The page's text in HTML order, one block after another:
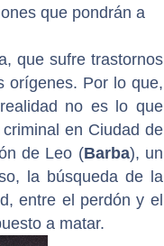
que pondrán a
que sufre trastornos
orígenes. Por lo que,
no es lo que
en Ciudad de
de Leo (Barba), un
la búsqueda de la
entre el perdón y el
a matar.